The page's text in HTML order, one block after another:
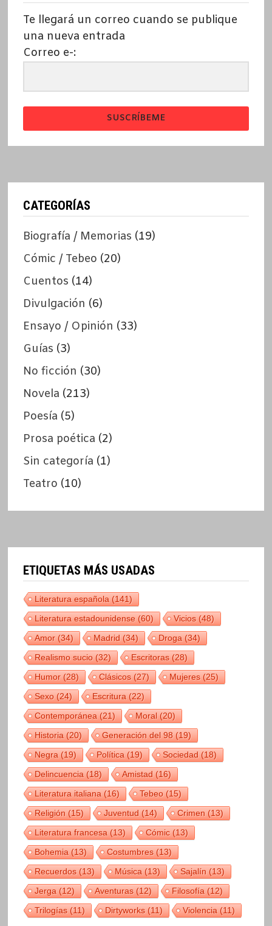
Te llegará un correo cuando se publique
una nueva entrada
Correo e-:
SUSCRÍBEME
CATEGORÍAS
Biografía / Memorias (19)
Cómic / Tebeo (20)
Cuentos (14)
Divulgación (6)
Ensayo / Opinión (33)
Guías (3)
No ficción (30)
Novela (213)
Poesía (5)
Prosa poética (2)
Sin categoría (1)
Teatro (10)
ETIQUETAS MÁS USADAS
Literatura española(141)
Literatura estadounidense(60) Vicios(48)
Amor(34) Madrid(34) Droga(34)
Realismo sucio(32) Escritoras(28)
Humor(28) Clásicos(27) Mujeres(25)
Sexo(24) Escritura(22)
Contemporánea(21) Moral(20)
Historia(20) Generación del 98(19)
Negra(19) Política(19) Sociedad(18)
Delincuencia(18) Amistad(16)
Literatura italiana(16) Tebeo(15)
Religión(15) Juventud(14) Crimen(13)
Literatura francesa(13) Cómic(13)
Bohemia(13) Costumbres(13)
Recuerdos(13) Música(13) Sajalín(13)
Jerga(12) Aventuras(12) Filosofía(12)
Trilogías(11) Dirtyworks(11) Violencia(11)